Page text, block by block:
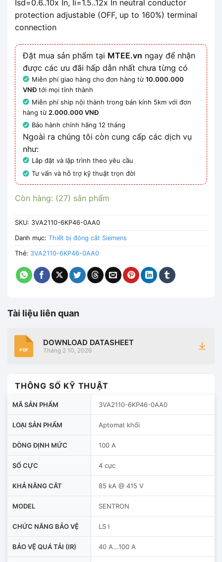
Isd=0.6..10x In, Ii=1.5..12x In neutral conductor
protection adjustable (OFF, up to 160%) terminal
connection
Đặt mua sản phẩm tại MTEE.vn ngay để nhận
được các ưu đãi hấp dẫn nhất chưa từng có
Miễn phí giao hàng cho đơn hàng từ10.000.000
VNĐ tới mọi tỉnh thành
Miễn phí ship nội thành trong bán kính 5km với đơn
hàng từ2.000.000 VNĐ
Bảo hành chính hãng 12 tháng
Ngoài ra chúng tôi còn cung cấp các dịch vụ
như:
Lắp đặt và lập trình theo yêu cầu
Tư vấn và hỗ trợ kỹ thuật trọn đời
Còn hàng: (27) sản phẩm
SKU: 3VA2110-6KP46-0AA0
Danh mục: Thiết bị đóng cắt Siemens
Thẻ: 3VA2110-6KP46-0AA0
Tài liệu liên quan
PDF
DOWNLOAD DATASHEET
Tháng 2 10, 2026
THÔNG SỐ KỸ THUẬT
MÃ SẢN PHẨM 3VA2110-6KP46-0AA0
LOẠI SẢN PHẨM Aptomat khối
DÒNG ĐỊNH MỨC 100 A
SỐ CỰC 4 cực
KHẢ NĂNG CẮT 85 kA @ 415 V
MODEL SENTRON
CHỨC NĂNG BẢO VỆ LS I
BẢO VỆ QUÁ TẢI (IR) 40 A...100 A